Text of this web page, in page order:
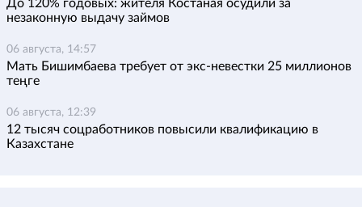
До 120% годовых: жителя Костаная осудили за
незаконную выдачу займов
06 августа, 14:57
Мать Бишимбаева требует от экс-невестки 25 миллионов
теңге
06 августа, 12:39
12 тысяч соцработников повысили квалификацию в
Казахстане